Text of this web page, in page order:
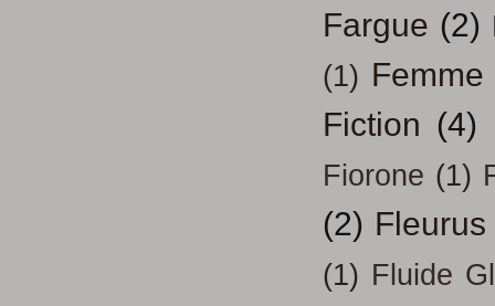
Fargue (2)
(1) Femme
Fiction (4)
Fiorone (1)
(2) Fleurus
(1) Fluide